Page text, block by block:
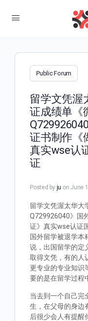
Public Forum
留学文凭渥
证成绩单《
证书制作《
真实wse认
证
Posted by ju on June
留学文凭渥太华大
Q729926040》国
证》真实wse认证
国外留学被退学本
说，出国留学的定
取得文凭，有的人
更专业的专业知识
要的是在留学过程
当去到一个自己完
生，在父母的身边
后很少会人有提醒